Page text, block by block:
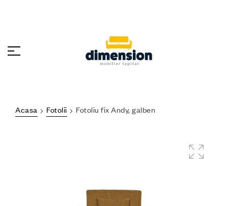
Acasa Fotolii Fotoliu fix Andy, galben